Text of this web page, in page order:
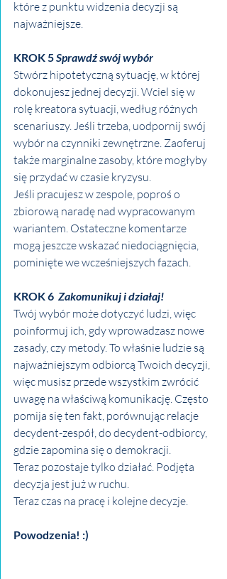
które z punktu widzenia decyzji są
najważniejsze.
KROK 5 Sprawdź swój wybór
Stwórz hipotetyczną sytuację, w której
dokonujesz jednej decyzji. Wciel się w
rolę kreatora sytuacji, według różnych
scenariuszy. Jeśli trzeba, uodpornij swój
wybór na czynniki zewnętrzne. Zaoferuj
także marginalne zasoby, które mogłyby
się przydać w czasie kryzysu.
Jeśli pracujesz w zespole, poproś o
zbiorową naradę nad wypracowanym
wariantem. Ostateczne komentarze
mogą jeszcze wskazać niedociągnięcia,
pominięte we wcześniejszych fazach.
KROK 6 Zakomunikuj i działaj!
Twój wybór może dotyczyć ludzi, więc
poinformuj ich, gdy wprowadzasz nowe
zasady, czy metody. To właśnie ludzie są
najważniejszym odbiorcą Twoich decyzji,
więc musisz przede wszystkim zwrócić
uwagę na właściwą komunikację. Często
pomija się ten fakt, porównując relacje
decydent-zespół, do decydent-odbiorcy,
gdzie zapomina się o demokracji.
Teraz pozostaje tylko działać. Podjęta
decyzja jest już w ruchu.
Teraz czas na pracę i kolejne decyzje.
Powodzenia! :)